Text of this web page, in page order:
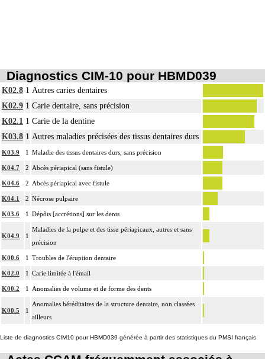
Diagnostics CIM-10 pour HBMD039
K02.8 1 Autres caries dentaires
K02.9 1 Carie dentaire, sans précision
K02.1 1 Carie de la dentine
K03.8 1 Autres maladies précisées des tissus dentaires durs
K03.9 1 Maladie des tissus dentaires durs, sans précision
K04.7 2 Abcès périapical (sans fistule)
K04.6 2 Abcès périapical avec fistule
K04.1 2 Nécrose pulpaire
K03.6 1 Dépôts [accrétions] sur les dents
K04.9 1
Maladies de la pulpe et des tissu périapicaux, autres et sans
précision
K00.6 1 Troubles de l'éruption dentaire
K02.0 1 Carie limitée à l'émail
K00.2 1 Anomalies de volume et de forme des dents
K00.5 1
Anomalies héréditaires de la structure dentaire, non classées
ailleurs
Liste de diagnostics CIM10 pour HBMD039 générée à partir des statistiques du PMSI français